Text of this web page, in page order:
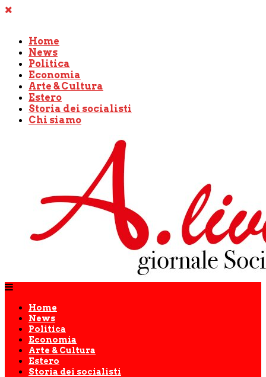
Home
News
Politica
Economia
Arte & Cultura
Estero
Storia dei socialisti
Chi siamo
Home
News
Politica
Economia
Arte & Cultura
Estero
Storia dei socialisti